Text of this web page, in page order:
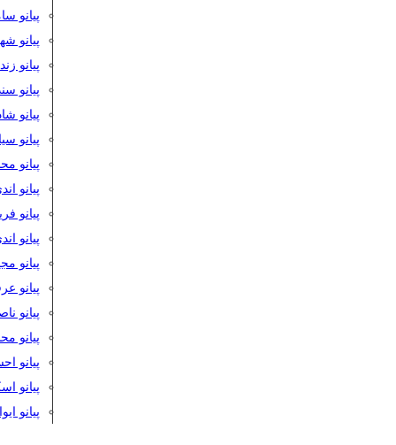
پیانو
پیانو
پیانو
پیانو
پیانو
پیانو
پیانو
پیانو
پیانو
پیانو
پیانو
پیانو
پیانو
پیانو
پیانو
پیانو
پیانو